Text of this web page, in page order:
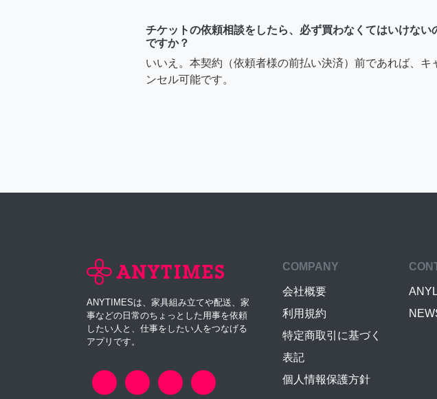
チケットの依頼相談をしたら、必ず買わなくてはいけない
ですか？
いいえ。本契約（依頼者様の前払い決済）前であれば、キ
ンセル可能です。
ANYTIMESは、家具組み立てや配送、家
事などの日常のちょっとした用事を依頼
したい人と、仕事をしたい人をつなげる
アプリです。
COMPANY
会社概要
利用規約
特定商取引に基づく
表記
個人情報保護方針